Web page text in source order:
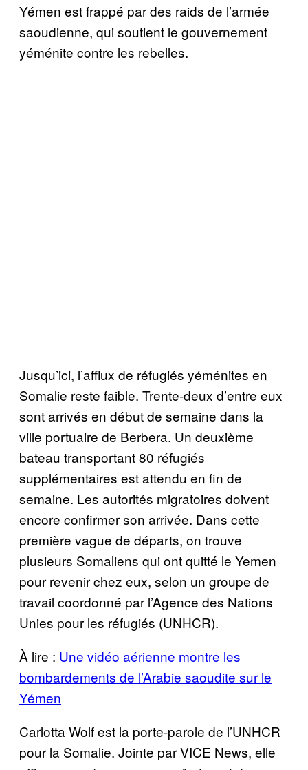
Yémen est frappé par des raids de l’armée
saoudienne, qui soutient le gouvernement
yéménite contre les rebelles.
Jusqu’ici, l’afflux de réfugiés yéménites en
Somalie reste faible. Trente-deux d’entre eux
sont arrivés en début de semaine dans la
ville portuaire de Berbera. Un deuxième
bateau transportant 80 réfugiés
supplémentaires est attendu en fin de
semaine. Les autorités migratoires doivent
encore confirmer son arrivée. Dans cette
première vague de départs, on trouve
plusieurs Somaliens qui ont quitté le Yemen
pour revenir chez eux, selon un groupe de
travail coordonné par l’Agence des Nations
Unies pour les réfugiés (UNHCR).
À lire : Une vidéo aérienne montre les
bombardements de l’Arabie saoudite sur le
Yémen
Carlotta Wolf est la porte-parole de l’UNHCR
pour la Somalie. Jointe par VICE News, elle